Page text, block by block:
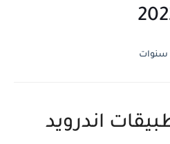
سنوات
5 تطبيقات اندرويد